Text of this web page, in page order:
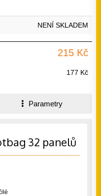
NENÍ SKLADEM
215 Kč
177 Kč
Parametry
32 panelů